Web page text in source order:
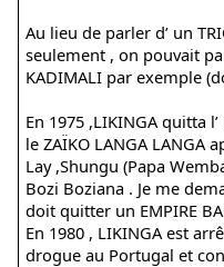
Au lieu de parler d’ un
seulement , on pouvait
KADIMALI par exemple
En 1975 ,LIKINGA quitta
le ZAÏKO LANGA LANGA
Lay ,Shungu (Papa
Bozi Boziana . Je me
doit quitter un EMPIRE
En 1980 , LIKINGA est
drogue au Portugal et